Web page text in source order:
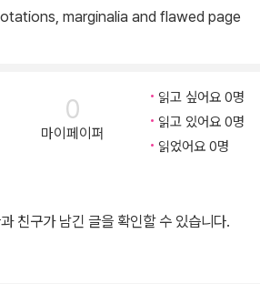
marginalia and flawed page
0
마이페이퍼
읽고 싶어요 0명
읽고 있어요 0명
읽었어요 0명
친구가 남긴 글을 확인할 수 있습니다.